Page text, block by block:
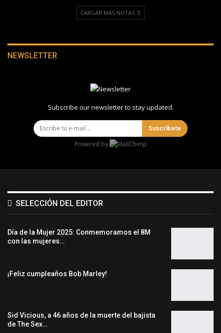
CARGAR MÁS NOTAS
NEWSLETTER
Subscribe our newsletter to stay updated.
Suscríbete
Powered by
SELECCIÓN DEL EDITOR
Día de la Mujer 2025: Conmemoramos el 8M
con las mujeres…
¡Feliz cumpleaños Bob Marley!
Sid Vicious, a 46 años de la muerte del bajista
de The Sex…